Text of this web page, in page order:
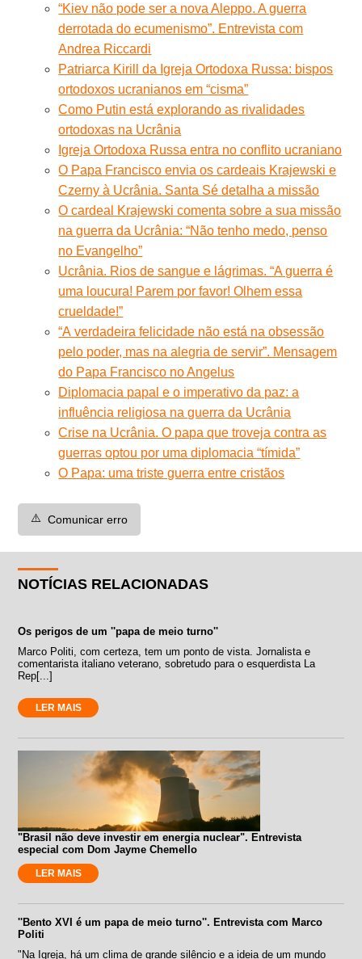
“Kiev não pode ser a nova Aleppo. A guerra
derrotada do ecumenismo”. Entrevista com
Andrea Riccardi
Patriarca Kirill da Igreja Ortodoxa Russa: bispos
ortodoxos ucranianos em “cisma”
Como Putin está explorando as rivalidades
ortodoxas na Ucrânia
Igreja Ortodoxa Russa entra no conflito ucraniano
O Papa Francisco envia os cardeais Krajewski e
Czerny à Ucrânia. Santa Sé detalha a missão
O cardeal Krajewski comenta sobre a sua missão
na guerra da Ucrânia: “Não tenho medo, penso
no Evangelho”
Ucrânia. Rios de sangue e lágrimas. “A guerra é
uma loucura! Parem por favor! Olhem essa
crueldade!”
“A verdadeira felicidade não está na obsessão
pelo poder, mas na alegria de servir”. Mensagem
do Papa Francisco no Angelus
Diplomacia papal e o imperativo da paz: a
influência religiosa na guerra da Ucrânia
Crise na Ucrânia. O papa que troveja contra as
guerras optou por uma diplomacia “tímida”
O Papa: uma triste guerra entre cristãos
⚠️ Comunicar erro
NOTÍCIAS RELACIONADAS
Os perigos de um ''papa de meio turno''
Marco Politi, com certeza, tem um ponto de vista. Jornalista e
comentarista italiano veterano, sobretudo para o esquerdista La
Rep[...]
LER MAIS
"Brasil não deve investir em energia nuclear". Entrevista
especial com Dom Jayme Chemello
LER MAIS
''Bento XVI é um papa de meio turno''. Entrevista com Marco
Politi
"Na Igreja, há um clima de grande silêncio e a ideia de um mundo